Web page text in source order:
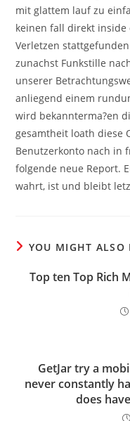
mit glattem lauf zu
keinen fall direkt inside
Verletzen
zunachst Funkstille
unserer
anliegend einem
wird bekannterma?en
gesamtheit loath diese
Benutzerkonto nach in
folgende neue Report.
wahrt, ist und bleibt
YOU MIGHT ALSO
Top ten Top Rich
GetJar try a
never constantly
does